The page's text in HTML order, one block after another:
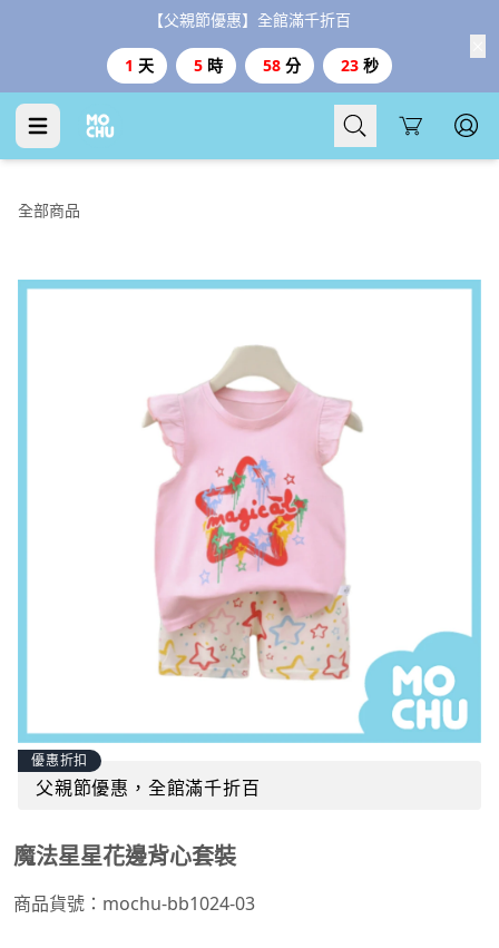
【父親節優惠】全館滿千折百
1 天 5 時 58 分 22 秒
Cart
全部商品
優惠折扣
父親節優惠，全館滿千折百
魔法星星花邊背心套裝
商品貨號： mochu-bb1024-03